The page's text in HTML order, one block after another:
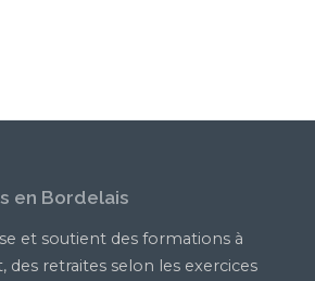
en Bordelais
et soutient des formations à
des retraites selon les exercices